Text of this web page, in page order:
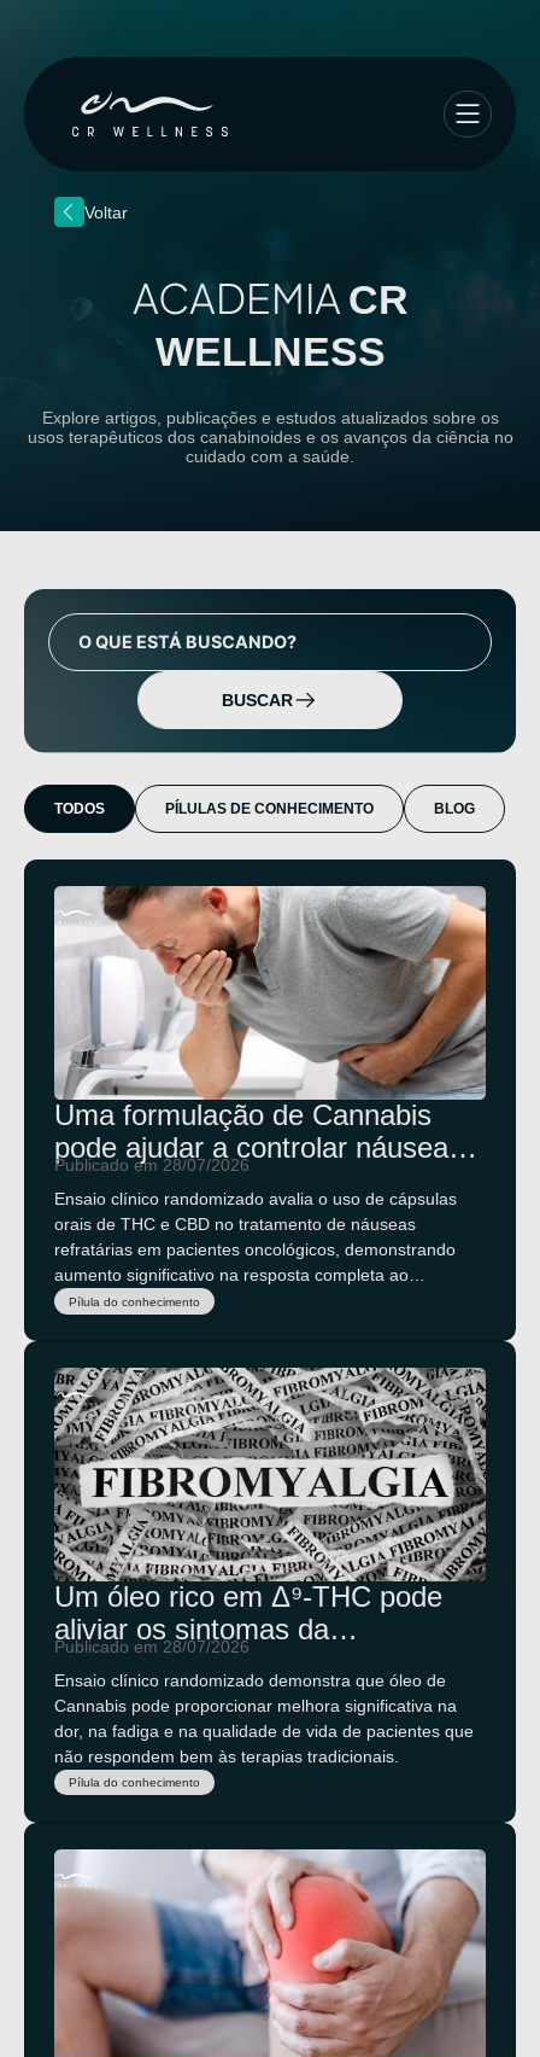
Voltar
ACADEMIA CR
WELLNESS
Explore artigos, publicações e estudos atualizados sobre os
usos terapêuticos dos canabinoidese os avanços da ciência no
cuidado com a saúde.
BUSCAR
TODOS PÍLULAS DE CONHECIMENTO BLOG
Uma formulação de Cannabis
pode ajudar a controlar náuseas
e vômitos causados pela
quimioterapia?
Publicado em 28/07/2026
Ensaio clínico randomizado avalia o uso de cápsulas
orais de THC e CBD no tratamento de náuseas
refratárias em pacientes oncológicos, demonstrando
aumento significativo na resposta completa ao
tratamento.
Pílula do conhecimento
Um óleo rico em Δ⁹-THC pode
aliviar os sintomas da
fibromialgia?
Publicado em 28/07/2026
Ensaio clínico randomizado demonstra que óleo de
Cannabis pode proporcionar melhora significativa na
dor, na fadiga e na qualidade de vida de pacientes que
não respondem bem às terapias tradicionais.
Pílula do conhecimento